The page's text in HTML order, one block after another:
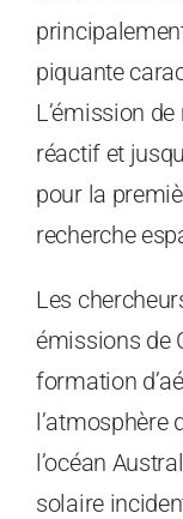
piquante
L’émission
réactif et
pour la
recherche
Les
émissions de
formation
l’atmosphère
l’océan
solaire